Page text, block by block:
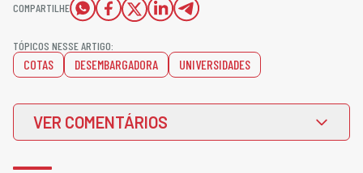
COMPARTILHE
TÓPICOS NESSE ARTIGO:
COTAS DESEMBARGADORA UNIVERSIDADES
VER COMENTÁRIOS